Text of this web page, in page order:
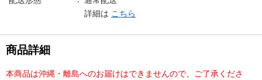
詳細は こちら
商品詳細
本商品は沖縄・離島へのお届けはできませんので、ご了承くださ